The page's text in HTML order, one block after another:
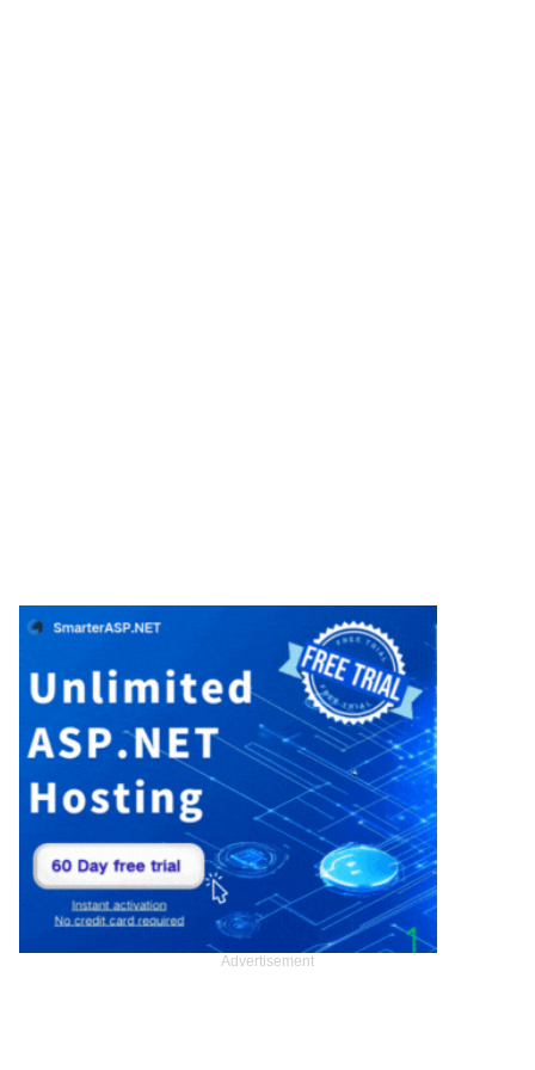
Advertisement